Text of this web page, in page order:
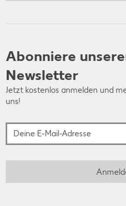
Abonniere
Newsletter
Jetzt kostenlos anmelden und
uns!